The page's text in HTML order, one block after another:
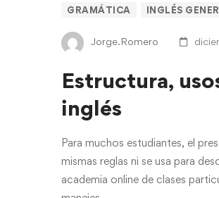
usos
y
ejemplos
del
Presente
GRAMÁTICA INGLÉS
Jorge.Romero
Estructura,
inglés
Para muchos estudiantes, el
mismas reglas ni se usa para
academia online de clases